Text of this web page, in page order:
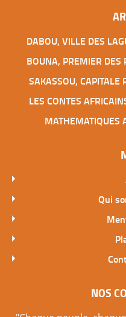
MATHEMATIQUES
Qui
NOS